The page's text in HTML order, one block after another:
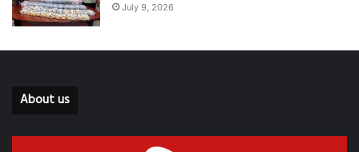
July 9, 2026
About us